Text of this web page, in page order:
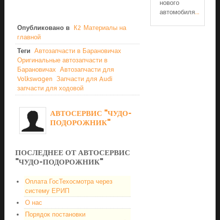
Опубликовано в
К2 Материалы на
главной
Теги Автозапчасти в Барановичах
Оригинальные автозапчасти в
Барановичах Автозапчасти для
Volkswagen Запчасти для Audi
запчасти для ходовой
АВТОСЕРВИС "ЧУДО-
ПОДОРОЖНИК"
ПОСЛЕДНЕЕ ОТ АВТОСЕРВИС
"ЧУДО-ПОДОРОЖНИК"
Оплата ГосТехосмотра через
систему ЕРИП
О нас
Порядок постановки
нового
автомобиля...